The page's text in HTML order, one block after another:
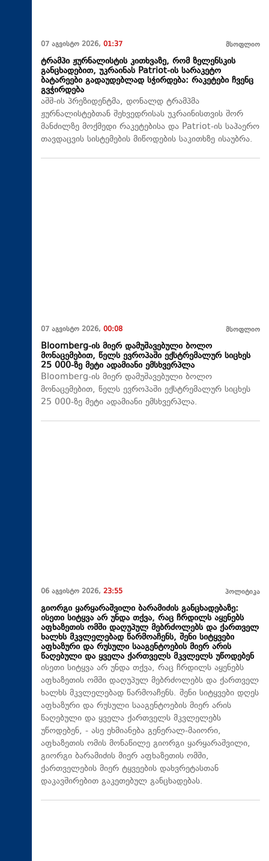
07 აგვისტო 2026, 01:37 მსოფლიო
ტრამპი ჟურნალისტის კითხვაზე, რომ ზელენსკის
განცხადებით, უკრაინას Patriot-ის სარაკეტო
ბატარეები გადაუდებლად სჭირდება: რაკეტები ჩვენც
გვჭირდება
აშშ-ის პრეზიდენტმა, დონალდ ტრამპმა
ჟურნალისტებთან შეხვედრისას უკრაინისთვის შორ
მანძილზე მოქმედი რაკეტებისა და Patriot-ის საჰაერო
თავდაცვის სისტემების მიწოდების საკითხზე ისაუბრა.
07 აგვისტო 2026, 00:08 მსოფლიო
Bloomberg-ის მიერ დამუშავებული ბოლო
მონაცემებით, წელს ევროპაში ექსტრემალურ სიცხეს
25 000-ზე მეტი ადამიანი ემსხვერპლა
Bloomberg-ის მიერ დამუშავებული ბოლო
მონაცემებით, წელს ევროპაში ექსტრემალურ სიცხეს
25 000-ზე მეტი ადამიანი ემსხვერპლა.
06 აგვისტო 2026, 23:55 პოლიტიკა
გიორგი ყარყარაშვილი ბარამიძის განცხადებაზე:
ისეთი სიტყვა არ უნდა თქვა, რაც ჩრდილს აყენებს
აფხაზეთის ომში დაღუპულ მებრძოლებს და ქართველ
ხალხს მკვლელებად წარმოაჩენს, შენი სიტყვები
აფხაზური და რუსული სააგენტოების მიერ არის
წაღებული და ყველა ქართველს მკვლელს უწოდებენ
ისეთი სიტყვა არ უნდა თქვა, რაც ჩრდილს აყენებს
აფხაზეთის ომში დაღუპულ მებრძოლებს და ქართველ
ხალხს მკვლელებად წარმოაჩენს. შენი სიტყვები დღეს
აფხაზური და რუსული სააგენტოების მიერ არის
წაღებული და ყველა ქართველს მკვლელებს
უწოდებენ, - ასე ეხმიანება გენერალ-მაიორი,
აფხაზეთის ომის მონაწილე გიორგი ყარყარაშვილი,
გიორგი ბარამიძის მიერ აფხაზეთის ომში,
ქართველების მიერ ტყვეების დახვრეტასთან
დაკავშირებით გაკეთებულ განცხადებას.